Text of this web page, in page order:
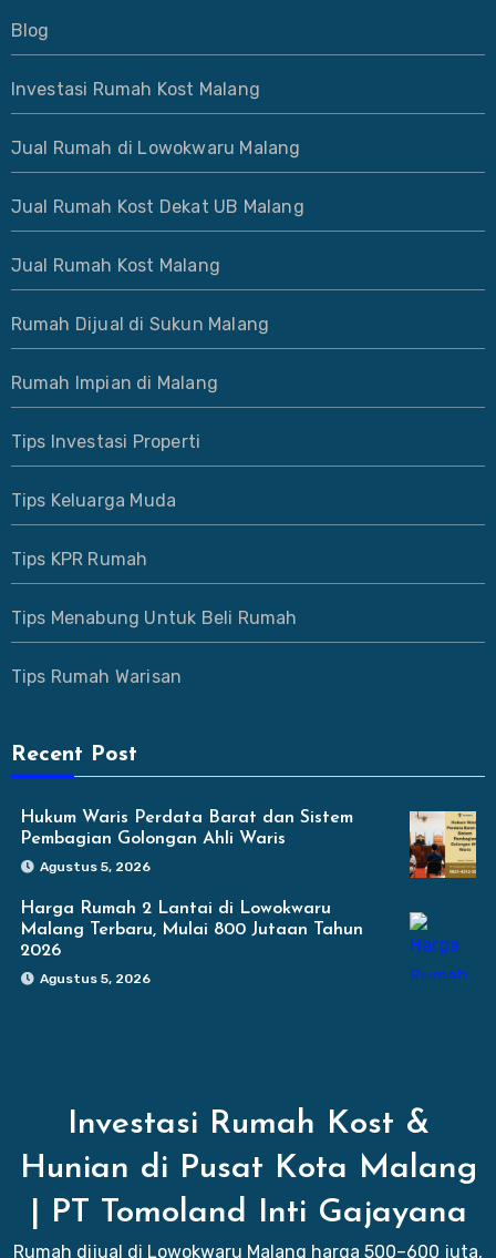
Blog
Investasi Rumah Kost Malang
Jual Rumah di Lowokwaru Malang
Jual Rumah Kost Dekat UB Malang
Jual Rumah Kost Malang
Rumah Dijual di Sukun Malang
Rumah Impian di Malang
Tips Investasi Properti
Tips Keluarga Muda
Tips KPR Rumah
Tips Menabung Untuk Beli Rumah
Tips Rumah Warisan
Recent Post
Hukum Waris Perdata Barat dan Sistem
Pembagian Golongan Ahli Waris
Agustus 5, 2026
Harga Rumah 2 Lantai di Lowokwaru
Malang Terbaru, Mulai 800 Jutaan Tahun
2026
Agustus 5, 2026
Investasi Rumah Kost &
Hunian di Pusat Kota Malang
| PT Tomoland Inti Gajayana
Rumah dijual di Lowokwaru Malang harga 500–600 juta,